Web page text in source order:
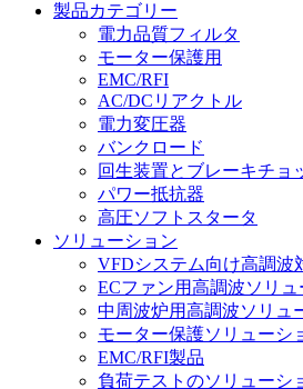
製品カテゴリー
電力品質フィルタ
モーター保護用
EMC/RFI
AC/DCリアクトル
電力変圧器
バンクロード
回生装置とブレーキチョ
パワー抵抗器
高圧ソフトスタータ
ソリューション
VFDシステム向け高調波
ECファン用高調波ソリュ
中周波炉用高調波ソリュ
モーター保護ソリューシ
EMC/RFI製品
負荷テストのソリューシ